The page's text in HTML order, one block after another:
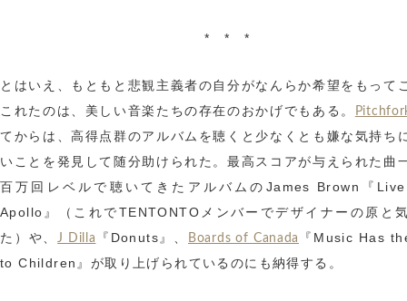
* * *
とはいえ、もともと悲観主義者の自分がなんらか希望をもって
これたのは、美しい音楽たちの存在のおかげでもある。
てからは、高得点群のアルバムを聴くと少なくとも嫌な気持ち
いことを発見して随分助けられた。最高スコアが与えられた曲
百万回レベルで聴いてきたアルバムのJames Brown『
Apollo』（これでTENTONTOメンバーでデザイナーの原と
た）や、 J Dilla 『Donuts』、 Boards of Canada
『Music Has
to Children』が取り上げられているのにも納得する。